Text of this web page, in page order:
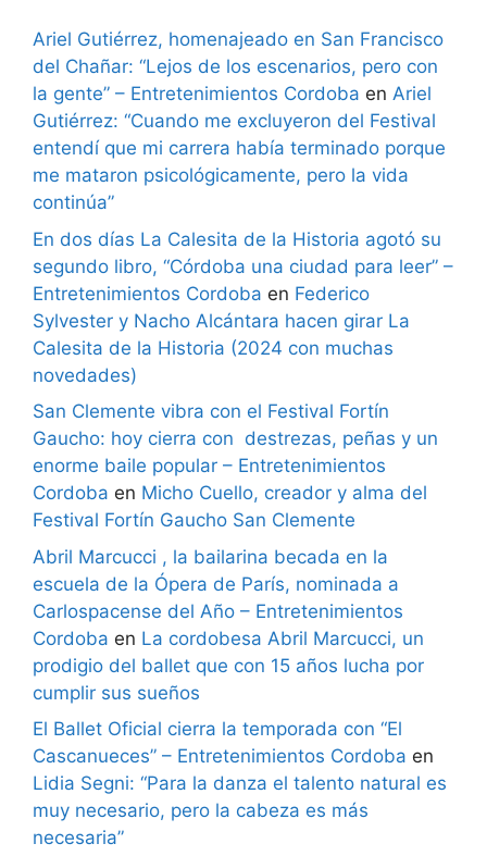
Ariel Gutiérrez, homenajeado en San Francisco
del Chañar: “Lejos de los escenarios, pero con
la gente” – Entretenimientos Cordoba en Ariel
Gutiérrez: “Cuando me excluyeron del Festival
entendí que mi carrera había terminado porque
me mataron psicológicamente, pero la vida
continúa”
En dos días La Calesita de la Historia agotó su
segundo libro, “Córdoba una ciudad para leer” –
Entretenimientos Cordoba en Federico
Sylvester y Nacho Alcántara hacen girar La
Calesita de la Historia (2024 con muchas
novedades)
San Clemente vibra con el Festival Fortín
Gaucho: hoy cierra con destrezas, peñas y un
enorme baile popular – Entretenimientos
Cordoba en Micho Cuello, creador y alma del
Festival Fortín Gaucho San Clemente
Abril Marcucci , la bailarina becada en la
escuela de la Ópera de París, nominada a
Carlospacense del Año – Entretenimientos
Cordoba en La cordobesa Abril Marcucci, un
prodigio del ballet que con 15 años lucha por
cumplir sus sueños
El Ballet Oficial cierra la temporada con “El
Cascanueces” – Entretenimientos Cordoba en
Lidia Segni: “Para la danza el talento natural es
muy necesario, pero la cabeza es más
necesaria”